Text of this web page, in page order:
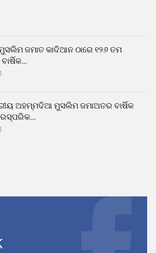
ଜମାତ କାଦିଆନ ଠାରେ ୧୨୬ ତମ
ଅହମ୍ମଦିଆ ମୁସଲିମ ଜମାଅତର ବାର୍ଷିକ